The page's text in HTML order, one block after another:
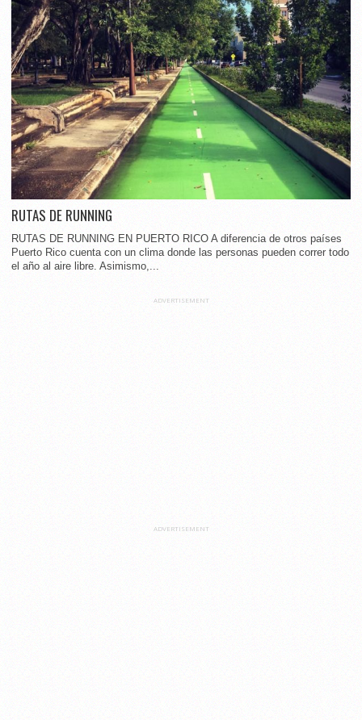
RUTAS DE RUNNING
RUTAS DE RUNNING EN PUERTO RICO A diferencia de otros países
Puerto Rico cuenta con un clima donde las personas pueden correr todo
el año al aire libre. Asimismo,...
ADVERTISEMENT
ADVERTISEMENT